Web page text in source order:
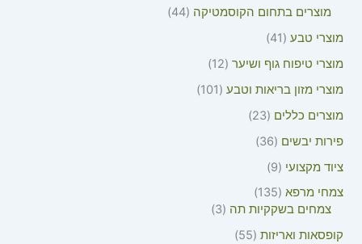
מוצרים בתחום הקוסמטיקה 44
מוצרי טבע
41
מוצרי טיפוח גוף ושיער 12
מוצרי מזון בריאות וטבע
101
מוצרים כללים
23
פירות יבשים
36
ציוד מקצועי
9
צמחי מרפא 135
צמחים בשקקיות תה
3
קופסאות ואריזות 55